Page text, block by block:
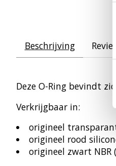
Beschrijving
Deze O-Ring bevindt
Verkrijgbaar in:
origineel
origineel rood
origineel zwart